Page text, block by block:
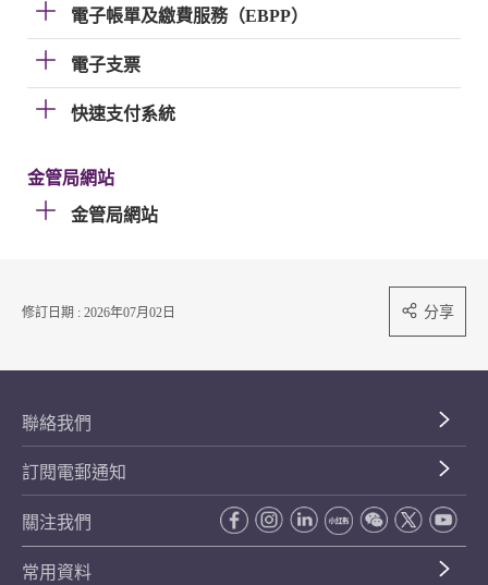
電子帳單及繳費服務（EBPP）
電子支票
快速支付系統
金管局網站
金管局網站
修訂日期 : 2026年07月02日 分享
聯絡我們
訂閱電郵通知
關注我們
常用資料